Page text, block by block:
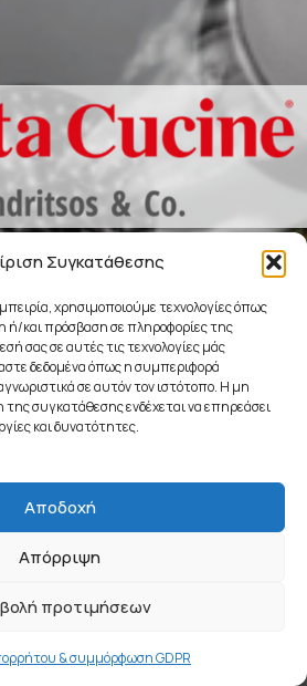
Συγκατάθεσης
χρησιμοποιούμε τεχνολογίες όπως
ή/και πρόσβαση σε πληροφορίες της
σας σε αυτές τις τεχνολογίες μάς
δεδομένα όπως η συμπεριφορά
σε αυτόν τον ιστότοπο. Η μη
συγκατάθεσης ενδέχεται να επηρεάσει
και δυνατότητες.
Αποδοχή
Απόρριψη
προτιμήσεων
& συμμόρφωση GDPR
SOON